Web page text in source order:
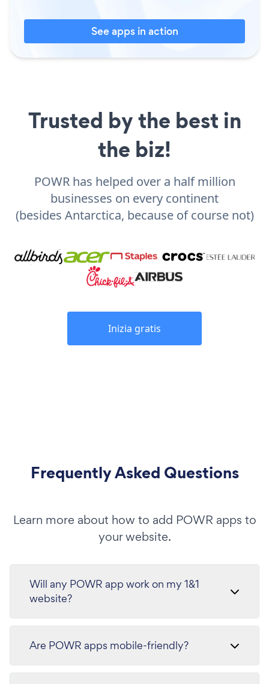
See apps in action
Trusted by the best in
the biz!
POWR has helped over a half million
businesses on every continent
(besides Antarctica, because of course not)
Inizia gratis
Frequently Asked Questions
Learn more about how to add POWR apps to
your website.
Will any POWR app work on my 1&1
website?
Are POWR apps mobile-friendly?